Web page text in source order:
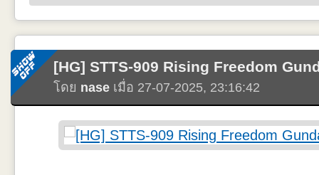
[HG] STTS-909 Rising Freedom
โดย nase เมื่อ 27-07-2025, 23:16:42